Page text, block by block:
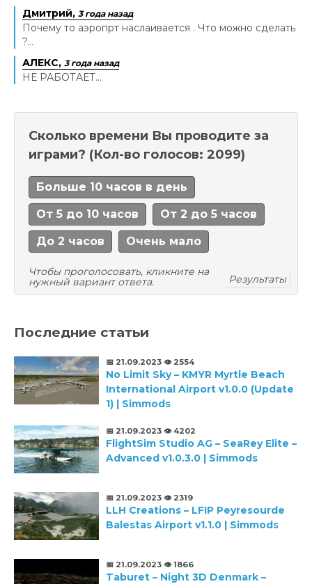
Дмитрий, 3 года назад
Почему то аэропрт наслаивается . Что можно сделать
?...
АЛЕКС, 3 года назад
НЕ РАБОТАЕТ...
Сколько времени Вы проводите за
играми? (Кол-во голосов: 2099)
Больше 10 часов в день
От 5 до 10 часов От 2 до 5 часов
До 2 часов Очень мало
Чтобы проголосовать, кликните на
нужный вариант ответа.
Результаты
Последние статьи
📅 21.09.2023 👁️ 2554
No Limit Sky – KMYR Myrtle Beach
International Airport v1.0.0 (Update
1) | Simmods
📅 21.09.2023 👁️ 4202
FlightSim Studio AG – SeaRey Elite –
Advanced v1.0.3.0 | Simmods
📅 21.09.2023 👁️ 2319
LLH Creations – LFIP Peyresourde
Balestas Airport v1.1.0 | Simmods
📅 21.09.2023 👁️ 1866
Taburet – Night 3D Denmark –